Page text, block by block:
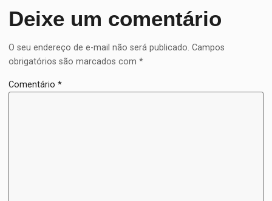
Deixe um comentário
O seu endereço de e-mail não será publicado. Campos
obrigatórios são marcados com*
Comentário*